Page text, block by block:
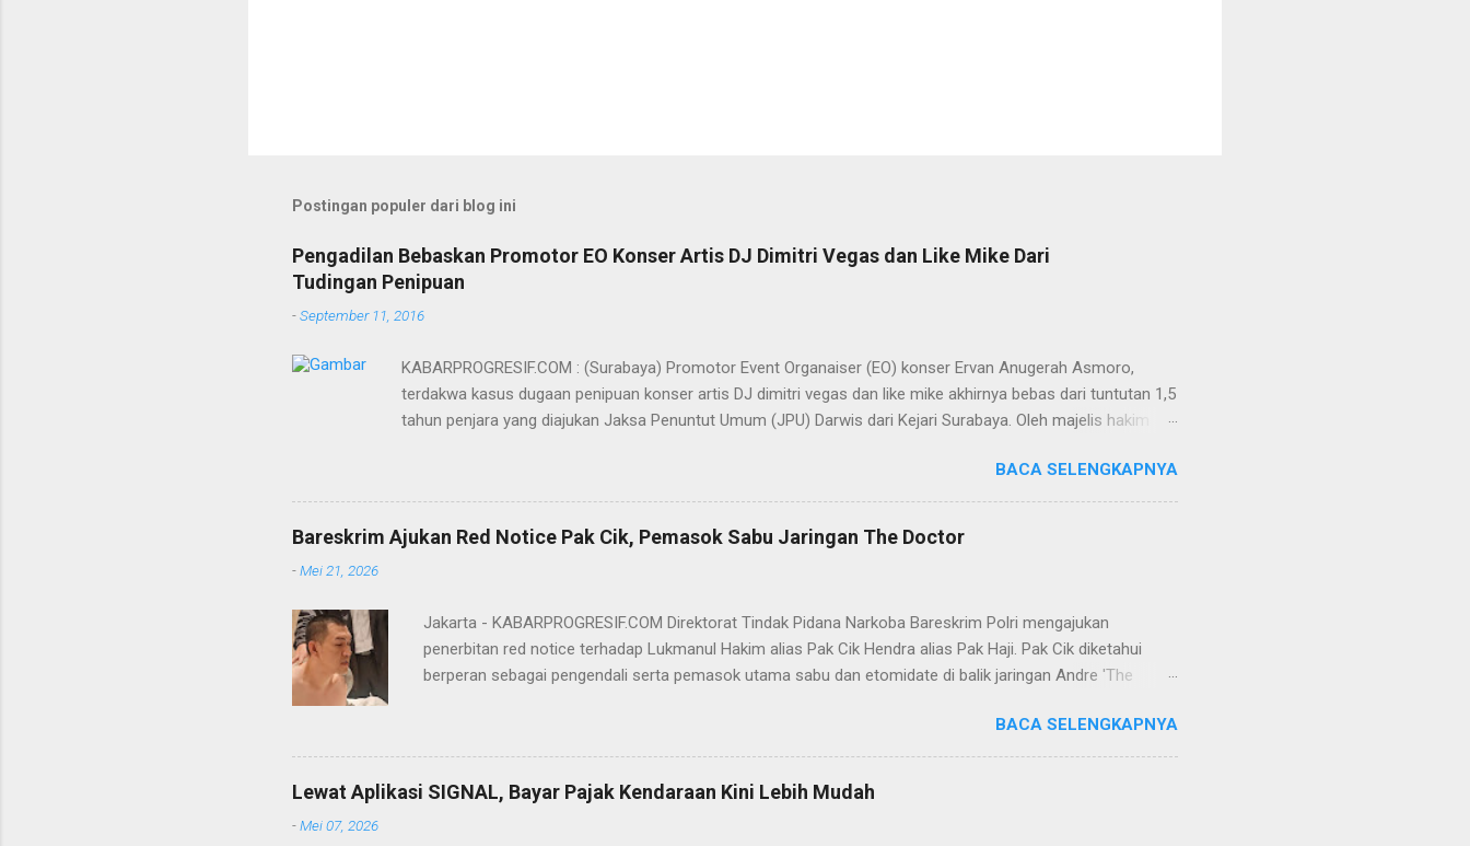
Postingan populer dari blog ini
Pengadilan Bebaskan Promotor EO Konser Artis DJ Dimitri Vegas dan Like Mike Dari
Tudingan Penipuan
-September 11, 2016
KABARPROGRESIF.COM : (Surabaya) Promotor Event Organaiser (EO) konser Ervan Anugerah Asmoro,
terdakwa kasus dugaan penipuan konser artis DJ dimitri vegas dan like mike akhirnya bebas dari tuntutan 1,5
tahun penjara yang diajukan Jaksa Penuntut Umum (JPU) Darwis dari Kejari Surabaya. Oleh majelis hakim
pidana. Dalam pertimbangannya, hakim Sigit menerangkan, majelis hakim berpendapat bahwa perbuatan
terdakwa Ervan tersebut tidak terdapat unsur penipuan sehingga dianggap bukan merupakan tindak pidana.
Menurut majelis hakim, kasus yang menjerat Ervan merupakan hubungan hukum keperdataan. Atas dasar
itulah, terdakwa Ervan diputus bebas dari tuntutan hukum (onslag van alle recht vervolging). Menanggapi hal
BACA SELENGKAPNYA
Bareskrim Ajukan Red Notice Pak Cik, Pemasok Sabu Jaringan The Doctor
-Mei 21, 2026
Jakarta - KABARPROGRESIF.COM Direktorat Tindak Pidana Narkoba Bareskrim Polri mengajukan
penerbitan red notice terhadap Lukmanul Hakim alias Pak Cik Hendra alias Pak Haji. Pak Cik diketahui
berperan sebagai pengendali serta pemasok utama sabu dan etomidate di balik jaringan Andre 'The
DPO Lukmanul Hakim alias Hendra alias Pak Haji," kata Direktur Tindak Pidana Narkoba (Dirtipidnarkoba)
Bareskrim Polri Brigjen Eko Hadi Santoso. dalam keterangannya, Rabu (20/5). Eko menerangkan Pak Cik
merupakan warga negara Indonesia (WNI) asal Aceh yang saat ini terdeteksi berada di Malaysia. Namun,
belakangan status kewarganegaraan sudah berpindah menjadi warga negara Saint Kitts and Nevis.
BACA SELENGKAPNYA
Lewat Aplikasi SIGNAL, Bayar Pajak Kendaraan Kini Lebih Mudah
-Mei 07, 2026